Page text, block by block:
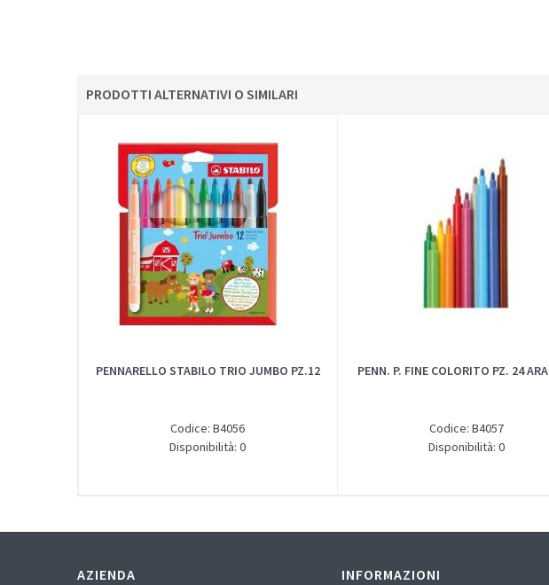
PRODOTTI ALTERNATIVI O SIMILARI
PENNARELLO STABILO TRIO JUMBO PZ.12
Codice: B4056
Disponibilità: 0
PENN. P. FINE COLORITO PZ. 24
Codice: B4057
Disponibilità: 0
AZIENDA INFORMAZIONI